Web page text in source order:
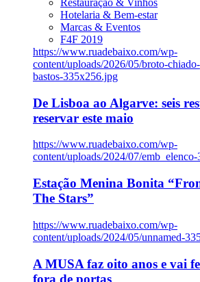
Restauração & Vinhos
Hotelaria & Bem-estar
Marcas & Eventos
F4F 2019
https://www.ruadebaixo.com/wp-
content/uploads/2026/05/broto-
bastos-335x256.jpg
De Lisboa ao Algarve: seis
reservar este maio
https://www.ruadebaixo.com/wp-
content/uploads/2024/07/
Estação Menina Bonita
The Stars”
https://www.ruadebaixo.com/wp-
content/uploads/2024/05/unnamed-
A MUSA faz oito anos e vai
fora de portas